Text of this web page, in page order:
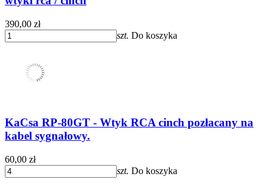
390,00 zł
szt. Do koszyka
KaCsa RP-80GT - Wtyk RCA cinch pozłacany na
kabel sygnałowy.
60,00 zł
szt. Do koszyka